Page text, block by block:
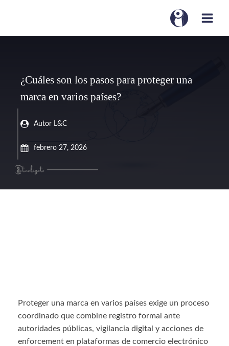
¿Cuáles son los pasos para proteger una
marca en varios países?
Autor L&C
febrero 27, 2026
Proteger una marca en varios países exige un proceso
coordinado que combine registro formal ante
autoridades públicas, vigilancia digital y acciones de
enforcement en plataformas de comercio electrónico